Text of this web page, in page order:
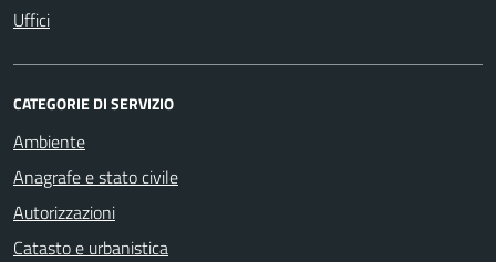
Uffici
CATEGORIE DI SERVIZIO
Ambiente
Anagrafe e stato civile
Autorizzazioni
Catasto e urbanistica